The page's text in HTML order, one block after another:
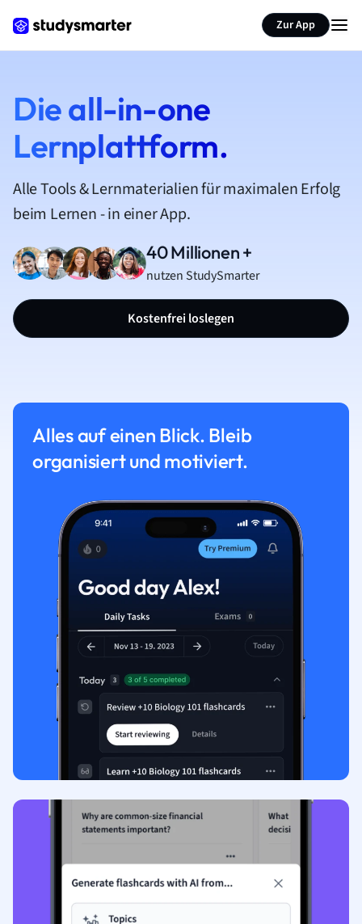
Zur App
Die all-in-one
Lernplattform.
Alle Tools & Lernmaterialien für maximalen Erfolg
beim Lernen - in einer App.
40 Millionen +
nutzen StudySmarter
Kostenfrei loslegen
Alles auf einen Blick. Bleib
organisiert und motiviert.